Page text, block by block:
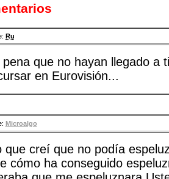
Ru
pena que no hayan llegado a
en Eurovisión...
Microalgo
que creí que no podía
cómo ha conseguido